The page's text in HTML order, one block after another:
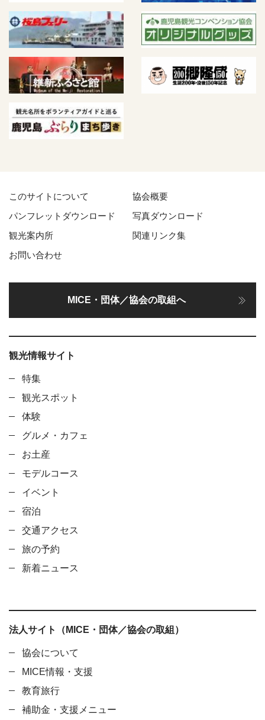
このサイトについて
協会概要
パンフレットダウンロード
写真ダウンロード
観光案内所
関連リンク集
お問い合わせ
MICE・団体／協会の取組へ
観光情報サイト
特集
観光スポット
体験
グルメ・カフェ
お土産
モデルコース
イベント
宿泊
交通アクセス
旅の予約
新着ニュース
法人サイト（MICE・団体／協会の取組）
協会について
MICE情報・支援
教育旅行
補助金・支援メニュー